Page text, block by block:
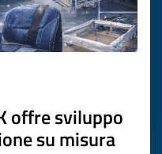
offre sviluppo
su misura